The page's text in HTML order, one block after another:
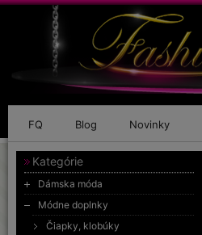
FQ Blog Novinky
Kategórie
Dámska móda
Módne doplnky
Čiapky, klobúky